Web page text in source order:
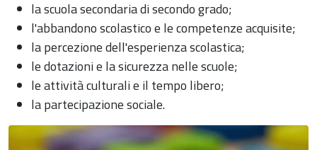
la scuola secondaria di secondo grado;
l'abbandono scolastico e le competenze acquisite;
la percezione dell'esperienza scolastica;
le dotazioni e la sicurezza nelle scuole;
le attività culturali e il tempo libero;
la partecipazione sociale.